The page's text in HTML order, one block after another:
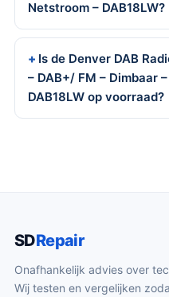
Netstroom – DAB18LW?
Is de Denver DAB
– DAB+/ FM – Dimbaar
DAB18LW op voorraad?
SDRepair
Onafhankelijk advies over
Wij testen en vergelijken